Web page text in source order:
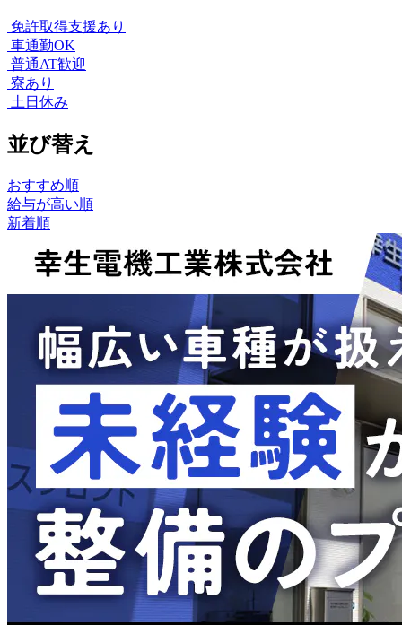
免許取得支援あり
車通勤OK
普通AT歓迎
寮あり
土日休み
並び替え
おすすめ順
給与が高い順
新着順